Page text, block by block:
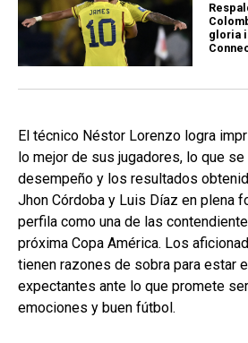
gloria
El técnico Néstor Lorenzo logra
lo mejor de sus jugadores, lo que
desempeño y los resultados
Jhon Córdoba y Luis Díaz en plena
perfila como una de las
próxima Copa América. Los
tienen razones de sobra para estar
expectantes ante lo que promete
emociones y buen fútbol.